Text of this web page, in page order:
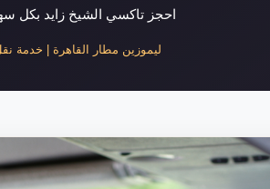
احجز تاكسي الشيخ زايد بكل
ليموزين مطار القاهرة | خدمة نقل